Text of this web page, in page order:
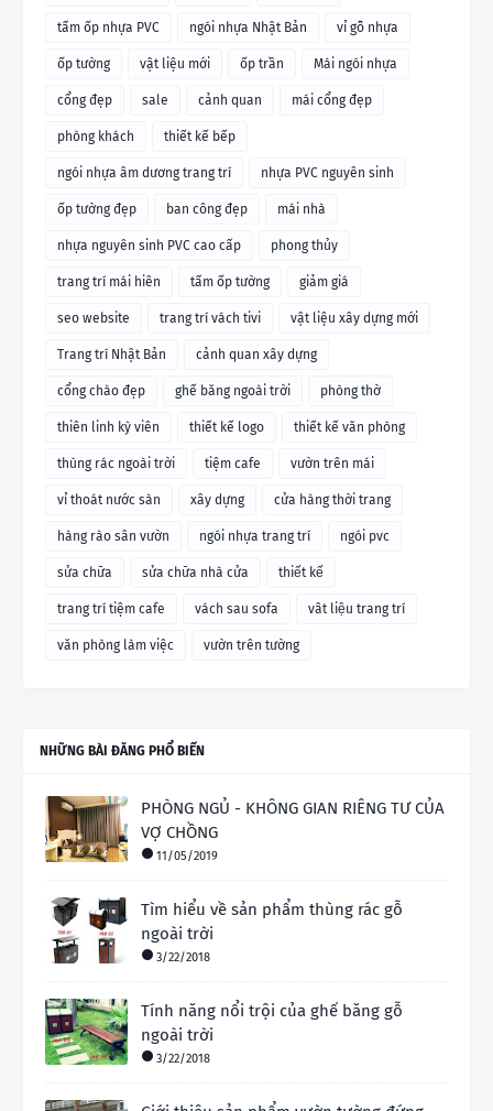
tấm ốp nhựa PVC ngói nhựa Nhật Bản vỉ gỗ nhựa
ốp tường vật liệu mới ốp trần Mái ngói nhựa
cổng đẹp sale cảnh quan mái cổng đẹp
phòng khách thiết kế bếp
ngói nhựa âm dương trang trí nhựa PVC nguyên sinh
ốp tường đẹp ban công đẹp mái nhà
nhựa nguyên sinh PVC cao cấp phong thủy
trang trí mái hiên tấm ốp tường giảm giá
seo website trang trí vách tivi vật liệu xây dựng mới
Trang trí Nhật Bản cảnh quan xây dựng
cổng chào đẹp ghế băng ngoài trời phòng thờ
thiên linh kỳ viên thiết kế logo thiết kế văn phòng
thùng rác ngoài trời tiệm cafe vườn trên mái
vỉ thoát nước sàn xây dựng cửa hàng thời trang
hàng rào sân vườn ngói nhựa trang trí ngói pvc
sửa chữa sửa chữa nhà cửa thiết kế
trang trí tiệm cafe vách sau sofa vât liệu trang trí
văn phòng làm việc vườn trên tường
NHỮNG BÀI ĐĂNG PHỔ BIẾN
PHÒNG NGỦ - KHÔNG GIAN RIÊNG TƯ CỦA
VỢ CHỒNG
11/05/2019
Tìm hiểu về sản phẩm thùng rác gỗ
ngoài trời
3/22/2018
Tính năng nổi trội của ghế băng gỗ
ngoài trời
3/22/2018